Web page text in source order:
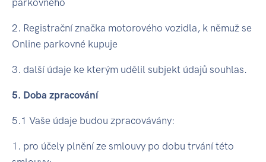
2. Registrační značka motorového vozidla, k němuž se
Online parkovné kupuje
3. další údaje ke kterým udělil subjekt údajů souhlas.
5. Doba zpracování
5.1 Vaše údaje budou zpracovávány:
1. pro účely plnění ze smlouvy po dobu trvání této